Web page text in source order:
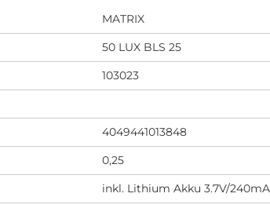
MATRIX
50 LUX BLS 25
103023
4049441013848
0,25
inkl. Lithium Akku 3.7V/